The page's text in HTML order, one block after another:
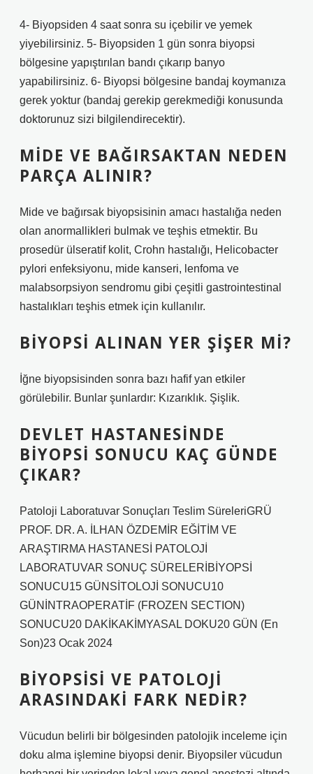
4- Biyopsiden 4 saat sonra su içebilir ve yemek
yiyebilirsiniz. 5- Biyopsiden 1 gün sonra biyopsi
bölgesine yapıştırılan bandı çıkarıp banyo
yapabilirsiniz. 6- Biyopsi bölgesine bandaj koymanıza
gerek yoktur (bandaj gerekip gerekmediği konusunda
doktorunuz sizi bilgilendirecektir).
MIDE VE BAĞIRSAKTAN NEDEN
PARÇA ALINIR?
Mide ve bağırsak biyopsisinin amacı hastalığa neden
olan anormallikleri bulmak ve teşhis etmektir. Bu
prosedür ülseratif kolit, Crohn hastalığı, Helicobacter
pylori enfeksiyonu, mide kanseri, lenfoma ve
malabsorpsiyon sendromu gibi çeşitli gastrointestinal
hastalıkları teşhis etmek için kullanılır.
BIYOPSI ALINAN YER ŞIŞER MI?
İğne biyopsisinden sonra bazı hafif yan etkiler
görülebilir. Bunlar şunlardır: Kızarıklık. Şişlik.
DEVLET HASTANESINDE
BIYOPSI SONUCU KAÇ GÜNDE
ÇIKAR?
Patoloji Laboratuvar Sonuçları Teslim SüreleriGRÜ
PROF. DR. A. İLHAN ÖZDEMİR EĞİTİM VE
ARAŞTIRMA HASTANESİ PATOLOJİ
LABORATUVAR SONUÇ SÜRELERİBİYOPSİ
SONUCU15 GÜNSİTOLOJİ SONUCU10
GÜNİNTRAOPERATİF (FROZEN SECTION)
SONUCU20 DAKİKAKİMYASAL DOKU20 GÜN (En
Son)23 Ocak 2024
BIYOPSISI VE PATOLOJI
ARASINDAKI FARK NEDIR?
Vücudun belirli bir bölgesinden patolojik inceleme için
doku alma işlemine biyopsi denir. Biyopsiler vücudun